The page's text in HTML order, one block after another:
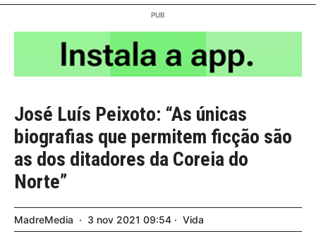
José Luís Peixoto: “As únicas
biografias que permitem ficção são
as dos ditadores da Coreia do
Norte”
MadreMedia 3 nov 2021 09:54 Vida